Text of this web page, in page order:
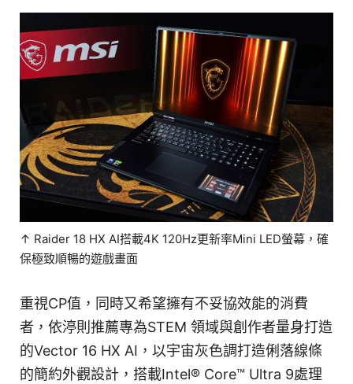
↑ Raider 18 HX AI搭載4K 120Hz更新率Mini LED螢幕，確
保極致順暢的遊戲畫面
重視CP值，同時又希望擁有不妥協效能的消費
者，依渟則推薦專為STEM 領域與創作者量身打造
的Vector 16 HX AI，以宇宙灰色調打造俐落線條
的簡約外觀設計，搭載Intel® Core™ Ultra 9處理